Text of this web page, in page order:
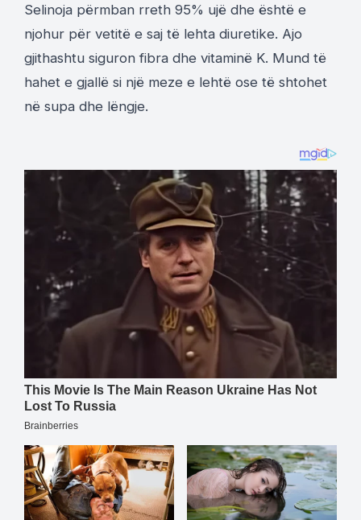
Selinoja përmban rreth 95% ujë dhe është e
njohur për vetitë e saj të lehta diuretike. Ajo
gjithashtu siguron fibra dhe vitaminë K. Mund të
hahet e gjallë si një meze e lehtë ose të shtohet
në supa dhe lëngje.